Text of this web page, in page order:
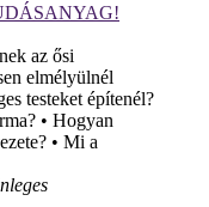
az ősi
elmélyülnél
testeket építenél?
• Hogyan
• Mi a